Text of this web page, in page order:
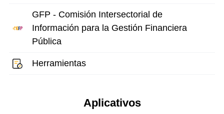
GFP - Comisión Intersectorial de
Información para la Gestión Financiera
Pública
Herramientas
Aplicativos